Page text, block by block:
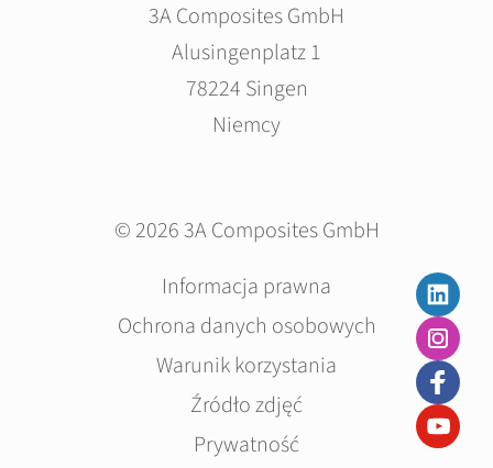
3A Composites GmbH
Alusingenplatz 1
78224 Singen
Niemcy
© 2026 3A Composites GmbH
nawigacje
Informacja prawna
Ochrona danych osobowych
Warunik korzystania
Źródło zdjęć
Prywatność